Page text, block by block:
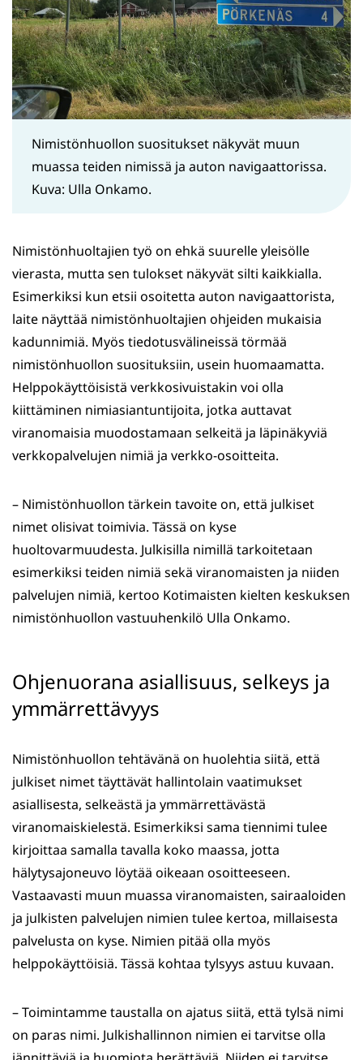
Nimistönhuollon suositukset näkyvät muun
muassa teiden nimissä ja auton navigaattorissa.
Kuva: Ulla Onkamo.
Nimistönhuoltajien työ on ehkä suurelle yleisölle
vierasta, mutta sen tulokset näkyvät silti kaikkialla.
Esimerkiksi kun etsii osoitetta auton navigaattorista,
laite näyttää nimistönhuoltajien ohjeiden mukaisia
kadunnimiä. Myös tiedotusvälineissä törmää
nimistönhuollon suosituksiin, usein huomaamatta.
Helppokäyttöisistä verkkosivuistakin voi olla
kiittäminen nimiasiantuntijoita, jotka auttavat
viranomaisia muodostamaan selkeitä ja läpinäkyviä
verkkopalvelujen nimiä ja verkko-osoitteita.
– Nimistönhuollon tärkein tavoite on, että julkiset
nimet olisivat toimivia. Tässä on kyse
huoltovarmuudesta. Julkisilla nimillä tarkoitetaan
esimerkiksi teiden nimiä sekä viranomaisten ja niiden
palvelujen nimiä, kertoo Kotimaisten kielten keskuksen
nimistönhuollon vastuuhenkilö Ulla Onkamo.
Ohjenuorana asiallisuus, selkeys ja
ymmärrettävyys
Nimistönhuollon tehtävänä on huolehtia siitä, että
julkiset nimet täyttävät hallintolain vaatimukset
asiallisesta, selkeästä ja ymmärrettävästä
viranomaiskielestä. Esimerkiksi sama tiennimi tulee
kirjoittaa samalla tavalla koko maassa, jotta
hälytysajoneuvo löytää oikeaan osoitteeseen.
Vastaavasti muun muassa viranomaisten, sairaaloiden
ja julkisten palvelujen nimien tulee kertoa, millaisesta
palvelusta on kyse. Nimien pitää olla myös
helppokäyttöisiä. Tässä kohtaa tylsyys astuu kuvaan.
– Toimintamme taustalla on ajatus siitä, että tylsä nimi
on paras nimi. Julkishallinnon nimien ei tarvitse olla